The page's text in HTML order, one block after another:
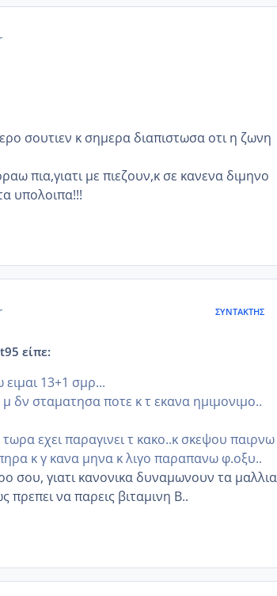
σουτιεν κ σημερα διαπιστωσα οτι η ζωνη
πια,γιατι με πιεζουν,κ σε κανενα διμηνο
υπολοιπα!!!
ΣΥΝΤΆΚΤΗΣ
είπε:
13+1 σμρ...
δν σταματησα ποτε κ τ εκανα ημιμονιμο..
εχει παραγινει τ κακο..κ σκεψου παιρνω
κ γ κανα μηνα κ λιγο παραπανω φ.οξυ..
σου, γιατι κανονικα δυναμωνουν τα μαλλια
να παρεις βιταμινη Β..